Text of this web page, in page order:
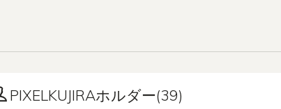
PIXELKUJIRAホルダー(39)